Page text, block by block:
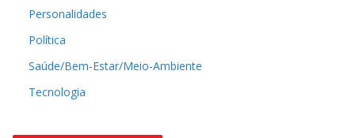
Personalidades
Política
Saúde/Bem-Estar/Meio-Ambiente
Tecnologia